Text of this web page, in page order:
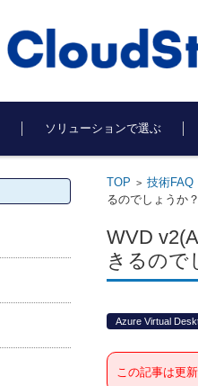
ソリューションで選ぶ
TOP > 技術FAQ
るのでしょうか？
WVD
きるので
Azure Virtual
この記事は更